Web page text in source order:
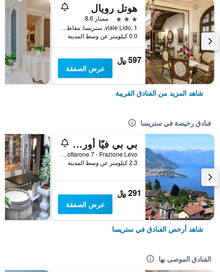
هوتل رويال
3 نجوم
ممتاز 8.6
viale Lido, 1, ستريسا, مقاطعة فربانو كوزيو أوسولا, إيطاليا
0.0 كيلومتر عن وسط المدينة
597 ﷼
عرض الصفقة
شاهد المزيد من الفنادق القريبة
فنادق رخيصة في ستريسا
بي بي فيّا أورتشيديا
Via Mottarone 7 - Frazione Levo, ستريسا, مقاطعة فربانو كوزيو أوسولا, إيطاليا
2.3 كيلومتر عن وسط المدينة
291 ﷼
عرض الصفقة
شاهد أرخص الفنادق في ستريسا
الفنادق الموصى بها